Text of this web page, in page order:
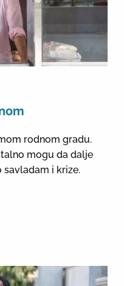
rodnom gradu.
mogu da dalje
savladam i krize.